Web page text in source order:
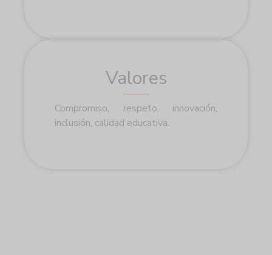
Valores
Compromiso, respeto, innovación,
inclusión, calidad educativa.